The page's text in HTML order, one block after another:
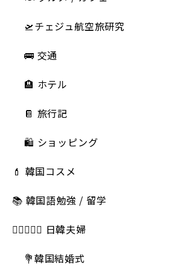
🛫チェジュ航空旅研究
🚌 交通
🏨 ホテル
📔 旅行記
🛍️ ショッピング
💄 韓国コスメ
📚 韓国語勉強 / 留学
👩🏻‍❤️‍👨🏻 日韓夫婦
💐韓国結婚式